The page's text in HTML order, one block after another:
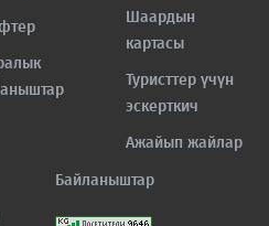
Шаардын
картасы
Туристтер үчүн
эскерткич
Ажайып жайлар
Байланыштар